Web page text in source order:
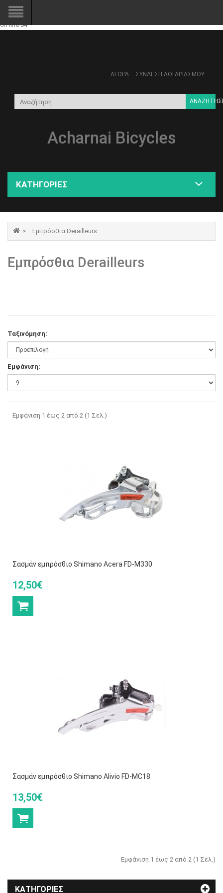
Notice: Trying to access array offset on value of type bool in
/home/acharnaibicycles/public_html/system/modification/catalog/
on line54
ΑΓΟΡΆ ΣΎΝΔΕΣΗ ΛΟΓΑΡΙΑΣΜΟΎ
Acharnai Bicycles
ΚΑΤΗΓΟΡΊΕΣ
Εμπρόσθια Derailleurs
Εμπρόσθια Derailleurs
Ταξινόμηση:
Εμφάνιση:
Εμφάνιση 1 έως 2 από 2 (1 Σελ.)
Σασμάν εμπρόσθιο Shimano Acera FD-M330
12,50€
Σασμάν εμπρόσθιο Shimano Alivio FD-MC18
13,50€
Εμφάνιση 1 έως 2 από 2 (1 Σελ.)
ΚΑΤΗΓΟΡΊΕΣ